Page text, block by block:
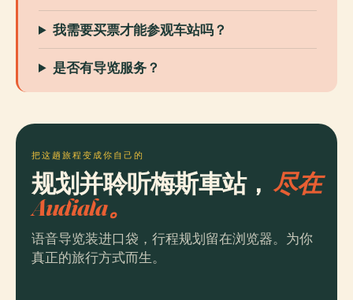
我需要买票才能参观车站吗？
是否有导览服务？
把这趟旅程变成你自己的
规划并聆听梅斯車站，尽在
Audiala。
语音导览装进口袋，行程规划留在浏览器。为你
真正的旅行方式而生。